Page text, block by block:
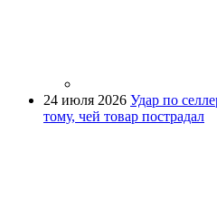
24 июля 2026 Удар по
тому, чей товар пострадал